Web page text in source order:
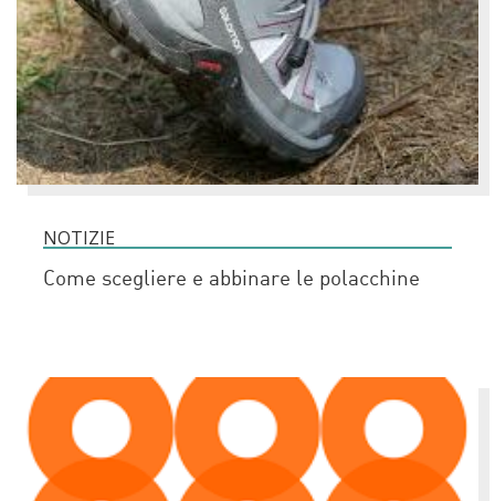
NOTIZIE
Come scegliere e abbinare le polacchine